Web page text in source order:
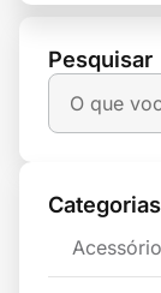
Pesquisar